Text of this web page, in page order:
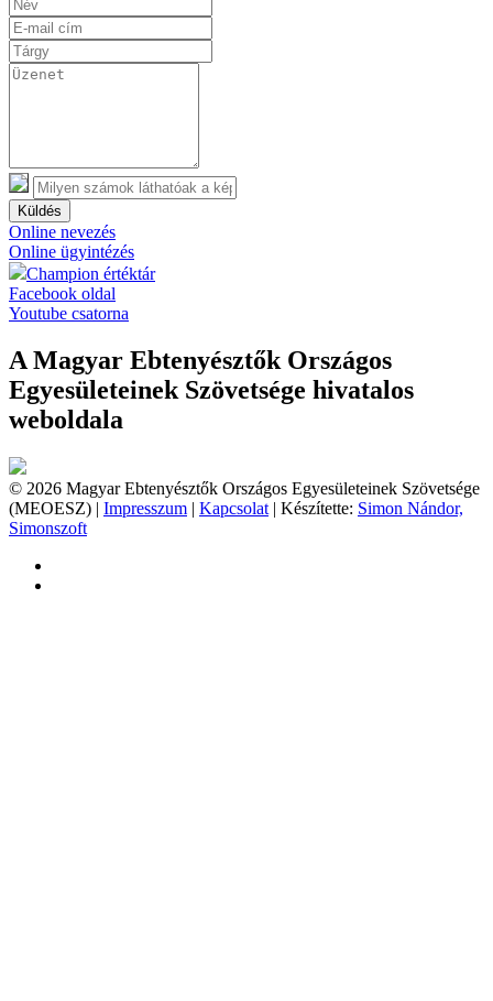
Küldés
Online nevezés
Online ügyintézés
Champion értéktár
Facebook oldal
Youtube csatorna
A Magyar Ebtenyésztők Országos
Egyesületeinek Szövetsége hivatalos
weboldala
© 2026 Magyar Ebtenyésztők Országos Egyesületeinek Szövetsége
(MEOESZ) | Impresszum | Kapcsolat | Készítette: Simon Nándor,
Simonszoft